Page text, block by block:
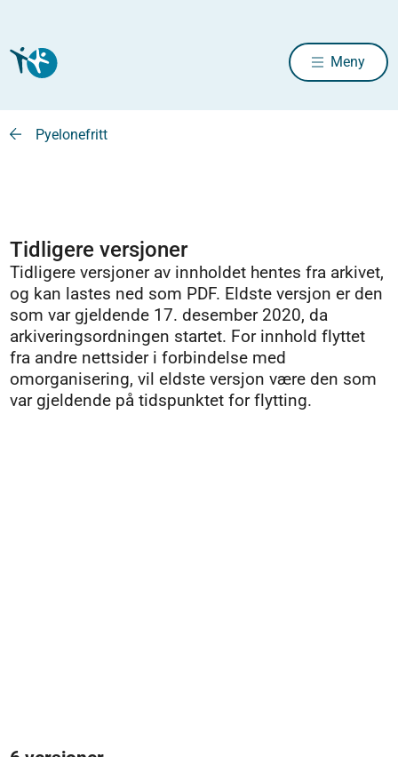
Meny
Pyelonefritt
Tidligere versjoner
Tidligere versjoner av innholdet hentes fra arkivet,
og kan lastes ned som PDF. Eldste versjon er den
som var gjeldende 17. desember 2020, da
arkiveringsordningen startet. For innhold flyttet
fra andre nettsider i forbindelse med
omorganisering, vil eldste versjon være den som
var gjeldende på tidspunktet for flytting.